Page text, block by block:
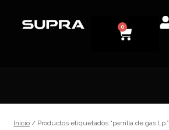
0
Inicio / Productos etiquetados “parrilla de gas l.p.”